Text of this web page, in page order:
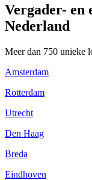
Vergader- en
Nederland
Meer dan 750 unieke
Amsterdam
Rotterdam
Utrecht
Den Haag
Breda
Eindhoven